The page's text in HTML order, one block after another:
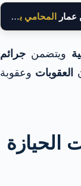
عمار المحامي بالنقض
ويتضمن جرائم
العقوبات وعقوبة
الحيازة